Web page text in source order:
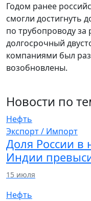
Годом ранее
смогли достигнуть
по трубопроводу за
долгосрочный
компаниями был
возобновлены.
Новости по
Нефть
Экспорт / Импорт
Доля России в
Индии
15 июля
Нефть